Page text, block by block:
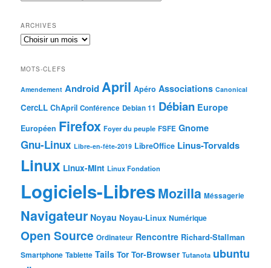
ARCHIVES
MOTS-CLEFS
Amendement AndroidApril Apéro Associations Canonical
CercLL ChApril Conférence Debian 11 Débian Europe
Européen Firefox Foyer du peuple FSFE Gnome
Gnu-Linux Libre-en-fête-2019 LibreOffice Linus-Torvalds
Linux Linux-Mint Linux Fondation
Logiciels-LibresMozilla Méssagerie
Navigateur Noyau Noyau-Linux Numérique
Open Source Ordinateur Rencontre Richard-Stallman
Smartphone Tablette Tails Tor Tor-Browser Tutanota ubuntu